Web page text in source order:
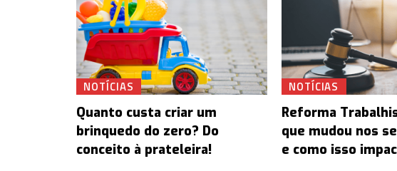
NOTÍCIAS
Quanto custa criar um
brinquedo do zero? Do
conceito à prateleira!
NOTÍCIAS
Reforma
que mudou nos
e como isso